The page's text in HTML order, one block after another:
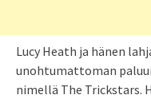
Lucy Heath ja hänen
unohtumattoman
nimellä The Trickstars.